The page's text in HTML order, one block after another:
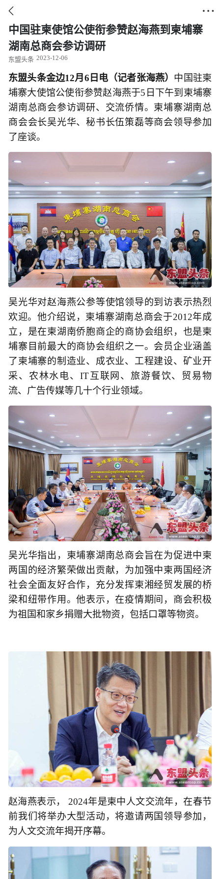
 
中国驻柬使馆公使衔参赞赵海燕到柬埔寨
湖南总商会参访调研
东盟头条 2023-12-06
东盟头条金边12月6日电（记者张海燕） 中国驻柬
埔寨大使馆公使衔参赞赵海燕于5日下午到柬埔寨
湖南总商会参访调研、交流侨情。柬埔寨湖南总
商会会长吴光华、秘书长伍策磊等商会领导参加
了座谈。
吴光华对赵海燕公参等使馆领导的到访表示热烈
欢迎。他介绍说，柬埔寨湖南总商会于2012年成
立，是在柬湖南侨胞商企的商协会组织，也是柬
埔寨目前最大的商协会组织之一。会员企业涵盖
了柬埔寨的制造业、成衣业、工程建设、矿业开
采、农林水电、IT互联网、旅游餐饮、贸易物
流、广告传媒等几十个行业领域。
吴光华指出，柬埔寨湖南总商会旨在为促进中柬
两国的经济繁荣做出贡献，为加强中柬两国经济
社会全面友好合作，充分发挥柬湘经贸发展的桥
梁和纽带作用。他表示，在疫情期间，商会积极
为祖国和家乡捐赠大批物资，包括口罩等物资。
赵海燕表示， 2024年是柬中人文交流年，在春节
前我们将举办大型活动，将邀请两国领导参加，
为人文交流年揭开序幕。